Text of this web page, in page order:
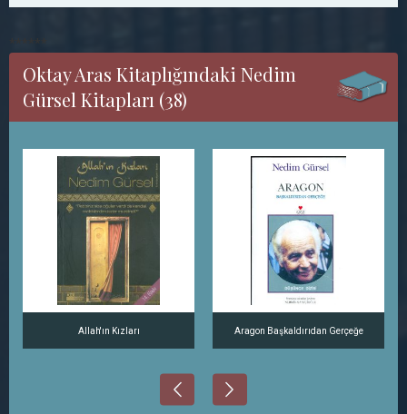
Oktay Aras Kitaplığındaki Nedim
Gürsel Kitapları (38)
Allah'ın Kızları Aragon Başkaldırıdan Gerçeğe